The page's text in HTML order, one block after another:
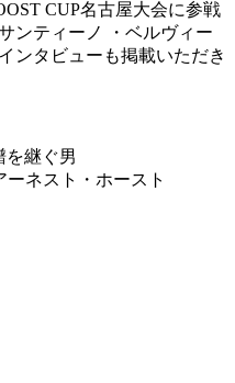
CUP名古屋大会に参戦
ンティーノ ・ベルヴィー
ンタビューも掲載いただき
を継ぐ男
ネスト・ホースト